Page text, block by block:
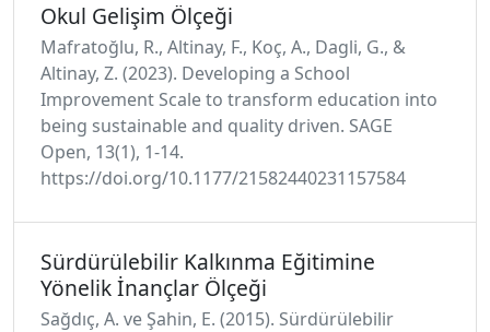
Okul Gelişim Ölçeği
Mafratoğlu, R., Altinay, F., Koç, A., Dagli, G., &
Altinay, Z. (2023). Developing a School
Improvement Scale to transform education into
being sustainable and quality driven. SAGE
Open, 13(1), 1-14.
https://doi.org/10.1177/21582440231157584
Sürdürülebilir Kalkınma Eğitimine
Yönelik İnançlar Ölçeği
Sağdıç, A. ve Şahin, E. (2015). Sürdürülebilir